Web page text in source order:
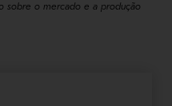
sobre o mercado e a produção